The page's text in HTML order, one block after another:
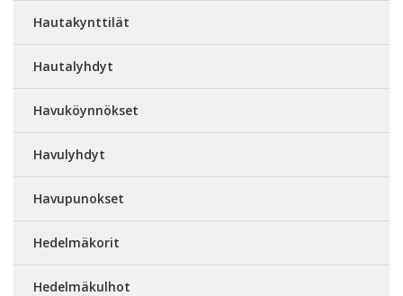
Hautakynttilät
Hautalyhdyt
Havuköynnökset
Havulyhdyt
Havupunokset
Hedelmäkorit
Hedelmäkulhot